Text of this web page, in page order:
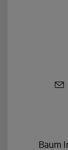
Baum